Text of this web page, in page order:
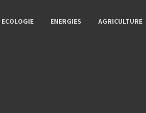
ECOLOGIE ENERGIES AGRICULTURE